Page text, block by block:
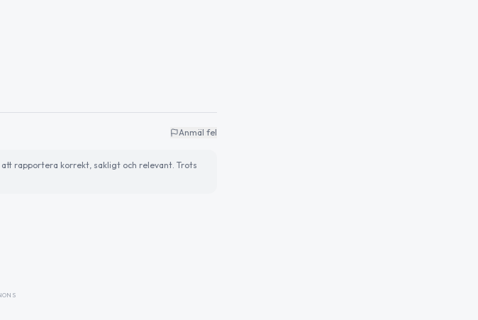
Anmäl fel
rapportera korrekt, sakligt och relevant. Trots